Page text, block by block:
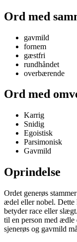
Ord med
gavmild
fornem
gæstfri
rundhåndet
overbærende
Ord med
Karrig
Snidig
Egoistisk
Parsimonisk
Gavmild
Oprindelse
Ordet generøs
ædel eller nobel. Dette
betyder race eller
til en person med ædle
sjenerøs og gavmild